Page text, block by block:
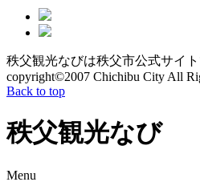
秩父観光なびは秩父市公式サイト
copyright©2007 Chichibu City All
Back to top
秩父観光なび
Menu